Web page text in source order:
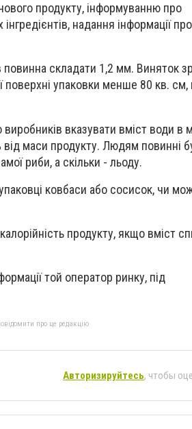
продукту, інформуванню про
надання інформації про
складати 1,2 мм. Виняток
поверхні упаковки менше 80 кв.
вказувати вміст води в
від маси продукту. Людям повинні
риби, а скільки - льоду.
ковбаси або сосисок, чи
продукту, якщо вміст
той оператор ринку, під
про це редакцію
Авторизируйтесь, чтобы